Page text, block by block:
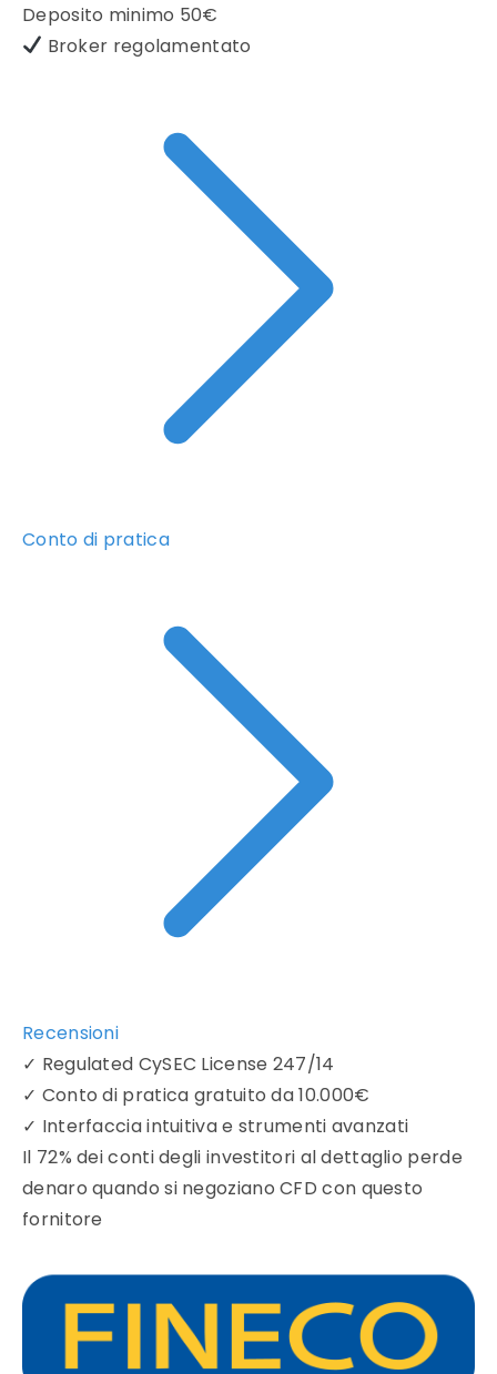
Deposito minimo 50€
Broker regolamentato
Conto di pratica
Recensioni
✓ Regulated CySEC License 247/14
✓ Conto di pratica gratuito da 10.000€
✓ Interfaccia intuitiva e strumenti avanzati
Il 72% dei conti degli investitori al dettaglio perde
denaro quando si negoziano CFD con questo
fornitore